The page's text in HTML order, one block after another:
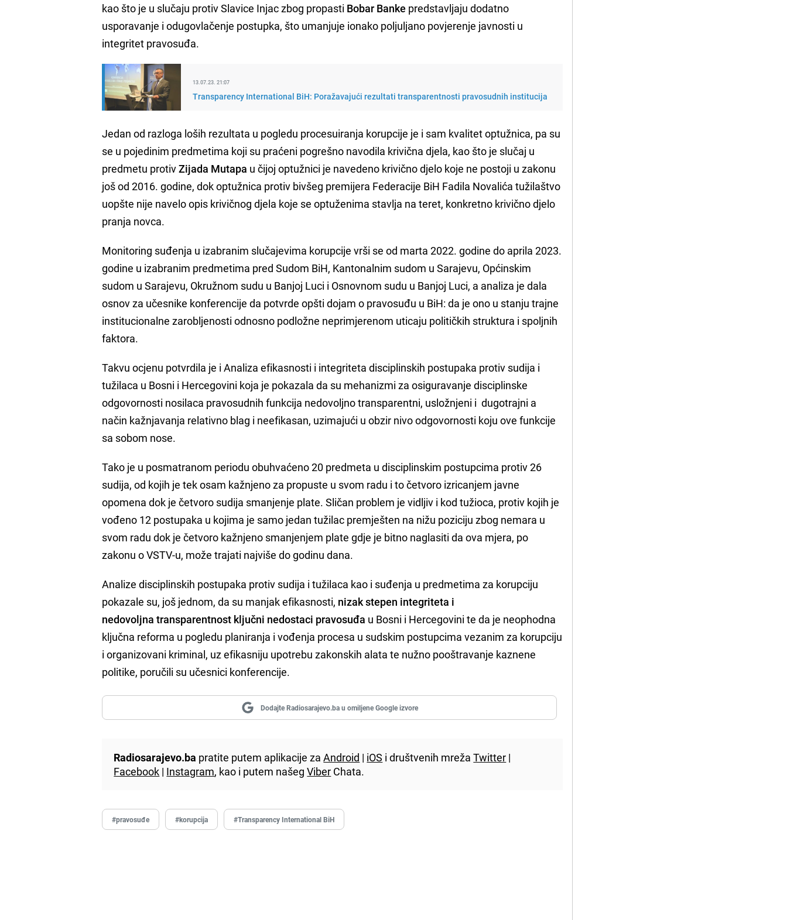
kao što je u slučaju protiv Slavice Injac zbog propasti Bobar Banke predstavljaju dodatno
usporavanje i odugovlačenje postupka, što umanjuje ionako poljuljano povjerenje javnosti u
integritet pravosuđa.
13.07.23. 21:07
Transparency International BiH: Poražavajući rezultati transparentnosti pravosudnih institucija
Jedan od razloga loših rezultata u pogledu procesuiranja korupcije je i sam kvalitet optužnica, pa su
se u pojedinim predmetima koji su praćeni pogrešno navodila krivična djela, kao što je slučaj u
predmetu protivZijada Mutapa u čijoj optužnici je navedeno krivično djelo koje ne postoji u zakonu
još od 2016. godine, dok optužnica protiv bivšeg premijera Federacije BiH Fadila Novalića tužilaštvo
uopšte nije navelo opis krivičnog djela koje se optuženima stavlja na teret, konkretno krivično djelo
pranja novca.
Monitoring suđenja u izabranim slučajevima korupcije vrši se od marta 2022. godine do aprila 2023.
godine u izabranim predmetima pred Sudom BiH, Kantonalnim sudom u Sarajevu, Općinskim
sudom u Sarajevu, Okružnom sudu u Banjoj Luci i Osnovnom sudu u Banjoj Luci, a analiza je dala
osnov za učesnike konferencije da potvrde opšti dojam o pravosuđu u BiH: da je ono u stanju trajne
institucionalne zarobljenosti odnosno podložne neprimjerenom uticaju političkih struktura i spoljnih
faktora.
Takvu ocjenu potvrdila je i Analiza efikasnosti i integriteta disciplinskih postupaka protiv sudija i
tužilaca u Bosni i Hercegovini koja je pokazala da su mehanizmi za osiguravanje disciplinske
odgovornosti nosilaca pravosudnih funkcija nedovoljno transparentni, usložnjeni i dugotrajni a
način kažnjavanja relativno blag i neefikasan, uzimajući u obzir nivo odgovornosti koju ove funkcije
sa sobom nose.
Tako je u posmatranom periodu obuhvaćeno 20 predmeta u disciplinskim postupcima protiv 26
sudija, od kojih je tek osam kažnjeno za propuste u svom radu i to četvoro izricanjem javne
opomena dok je četvoro sudija smanjenje plate. Sličan problem je vidljiv i kod tužioca, protiv kojih je
vođeno 12 postupaka u kojima je samo jedan tužilac premješten na nižu poziciju zbog nemara u
svom radu dok je četvoro kažnjeno smanjenjem plate gdje je bitno naglasiti da ova mjera, po
zakonu o VSTV-u, može trajati najviše do godinu dana.
Analize disciplinskih postupaka protiv sudija i tužilaca kao i suđenja u predmetima za korupciju
pokazale su, još jednom, da su manjak efikasnosti, nizak stepen integriteta i
nedovoljna transparentnost ključni nedostaci pravosuđa u Bosni i Hercegovini te da je neophodna
ključna reforma u pogledu planiranja i vođenja procesa u sudskim postupcima vezanim za korupciju
i organizovani kriminal, uz efikasniju upotrebu zakonskih alata te nužno pooštravanje kaznene
politike, poručili su učesnici konferencije.
Dodajte Radiosarajevo.ba u omiljene Google izvore
Radiosarajevo.ba pratite putem aplikacije zaAndroid | iOS i društvenih mrežaTwitter |
Facebook | Instagram, kao i putem našegViber Chata.
#pravosuđe #korupcija #Transparency International BiH